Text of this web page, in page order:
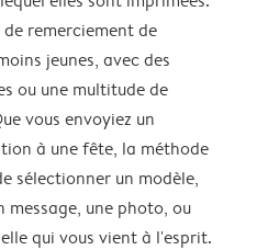
remerciement de
jeunes, avec des
ou une multitude de
vous envoyiez un
à une fête, la méthode
sélectionner un modèle,
une photo, ou
qui vous vient à l'esprit.